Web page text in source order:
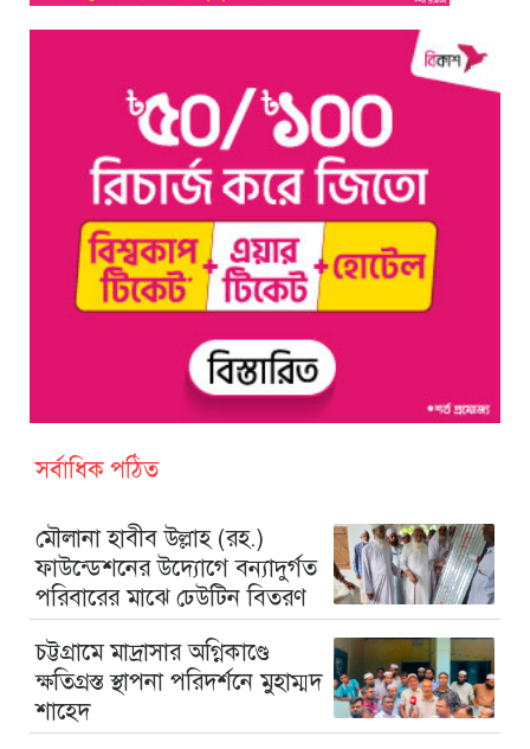
সর্বাধিক পঠিত
মৌলানা হাবীব উল্লাহ (রহ.)
ফাউন্ডেশনের উদ্যোগে বন্যাদুর্গত
পরিবারের মাঝে ঢেউটিন বিতরণ
চট্টগ্রামে মাদ্রাসার অগ্নিকাণ্ডে
ক্ষতিগ্রস্ত স্থাপনা পরিদর্শনে মুহাম্মদ
শাহেদ